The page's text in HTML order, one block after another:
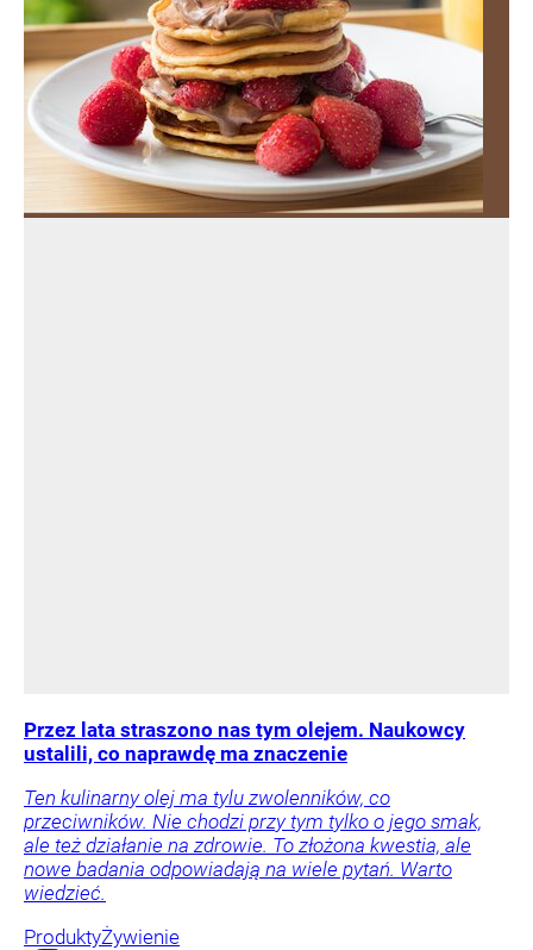
Przez lata straszono nas tym olejem. Naukowcy
ustalili, co naprawdę ma znaczenie
Ten kulinarny olej ma tylu zwolenników, co
przeciwników. Nie chodzi przy tym tylko o jego smak,
ale też działanie na zdrowie. To złożona kwestia, ale
nowe badania odpowiadają na wiele pytań. Warto
wiedzieć.
ProduktyŻywienie